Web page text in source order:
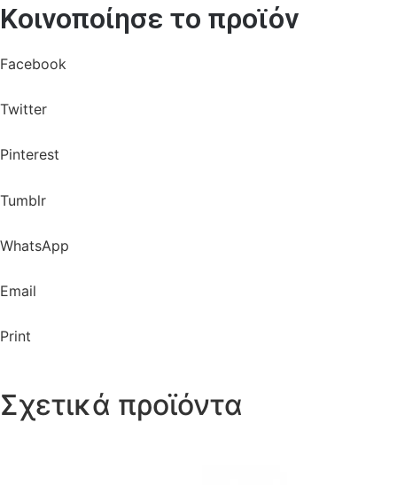
Κοινοποίησε το προϊόν
Facebook
Twitter
Pinterest
Tumblr
WhatsApp
Email
Print
Σχετικά προϊόντα